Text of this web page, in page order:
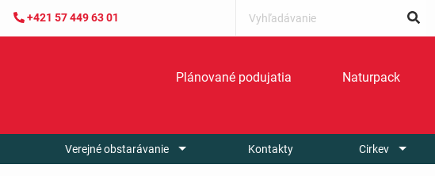
+421 57 449 63 01
Plánované podujatia Naturpack
Verejné obstarávanie Kontakty Cirkev